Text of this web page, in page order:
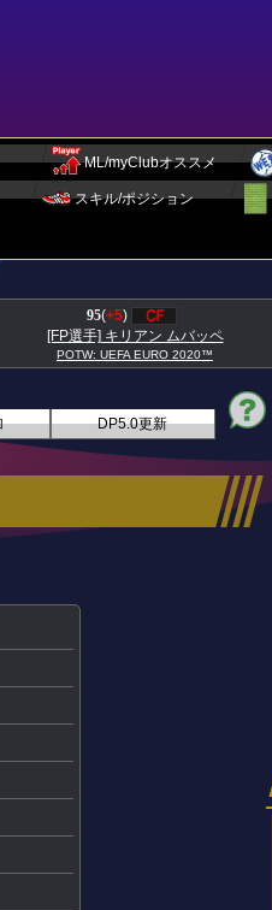
ML/myClubオススメ
スキル/ポジション
93 +5)
[FP選手] トニ クロース
POTW: UEFA EURO 2020™
DP5.0更新